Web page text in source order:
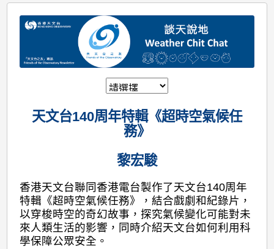
天文台140周年特輯《超時空氣候任
務》
黎宏駿
香港天文台聯同香港電台製作了天文台140周年
特輯《超時空氣候任務》，結合戲劇和紀錄片，
以穿梭時空的奇幻故事，探究氣候變化可能對未
來人類生活的影響，同時介紹天文台如何利用科
學保障公眾安全。